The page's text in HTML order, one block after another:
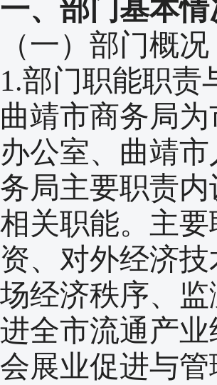
一、部门基本情
（一）部门概况
1.部门职能职责
曲靖市商务局
办公室、曲靖
务局主要职责
相关职能。主
资、对外经济
场经济秩序、
进全市流通产
会展业促进与